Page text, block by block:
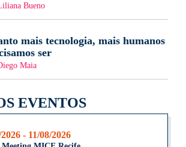
Bueno
mais tecnologia, mais humanos
ser
Maia
EVENTOS
- 11/08/2026